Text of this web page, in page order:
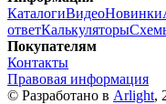
КаталогиВидеоНовинки
ответКалькуляторы
Покупателям
Контакты
Правовая информация
© Разработано в Arlight,